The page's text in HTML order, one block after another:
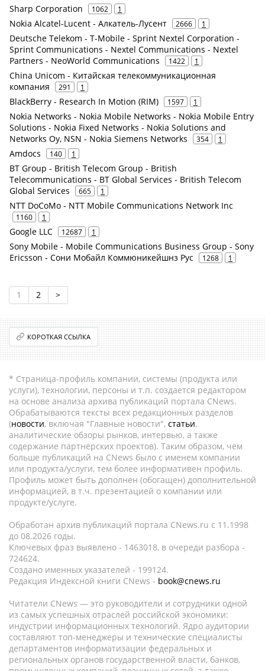
Sharp Corporation 1062 1
Nokia Alcatel-Lucent - Алкатель-Лусент 2666 1
Deutsche Telekom - T-Mobile - Sprint Nextel Corporation -
Sprint Communications - Nextel Communications - Nextel
Partners - NeoWorld Communications
1422 1
China Unicom - Китайская телекоммуникационная
компания
291 1
BlackBerry - Research In Motion (RIM) 1597 1
Nokia Networks - Nokia Mobile Networks - Nokia Mobile Entry
Solutions - Nokia Fixed Networks - Nokia Solutions and
Networks Oy, NSN - Nokia Siemens Networks
354 1
Amdocs 140 1
BT Group - British Telecom Group - British
Telecommunications - BT Global Services - British Telecom
Global Services
665 1
NTT DoCoMo - NTT Mobile Communications Network Inc
1160 1
Google LLC 12687 1
Sony Mobile - Mobile Communications Business Group - Sony
Ericsson - Сони Мобайл Коммюникейшнз Рус
1268 1
1 2 >
КОРОТКАЯ ССЫЛКА
* Страница-профиль компании, системы (продукта или
услуги), технологии, персоны и т.п. создается редактором
на основе анализа архива публикаций портала CNews.
Обрабатываются тексты всех редакционных разделов
(новости, включая "Главные новости", статьи,
аналитические обзоры рынков, интервью, а также
содержание партнёрских проектов). Таким образом, чем
больше публикаций на CNews было с именем компании
или продукта/услуги, тем более информативен профиль.
Профиль может быть дополнен (обогащен) дополнительной
информацией, в т.ч. презентацией о компании или
продукте/услуге.
Обработан архив публикаций портала CNews.ru c 11.1998
до 08.2026 годы.
Ключевых фраз выявлено - 1463018, в очереди разбора -
724624.
Создано именных указателей - 199124.
Редакция Индексной книги CNews - book@cnews.ru
Читатели CNews — это руководители и сотрудники одной
из самых успешных отраслей российской экономики:
индустрии информационных технологий. Ядро аудитории
составляют топ-менеджеры и технические специалисты
департаментов информатизации федеральных и
региональных органов государственной власти, банков,